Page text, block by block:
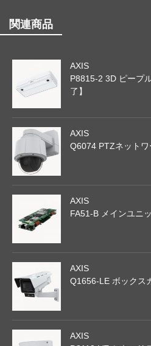
関連商品
AXIS
P8815-2 3D ピープ
了】
AXIS
Q6074 PTZネットワ
AXIS
FA51-B メインユニ
AXIS
Q1656-LE ボックス
AXIS